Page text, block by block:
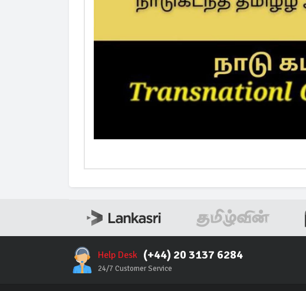
Help Desk (+44) 20 3137 6284
24/7 Customer Service